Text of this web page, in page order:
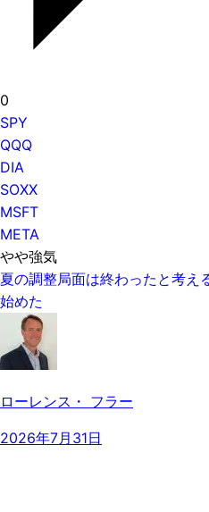
0
SPY
QQQ
DIA
SOXX
MSFT
META
やや強気
夏の調整局面は終わったと考え
始めた
ローレンス・ フラー
2026年7月31日